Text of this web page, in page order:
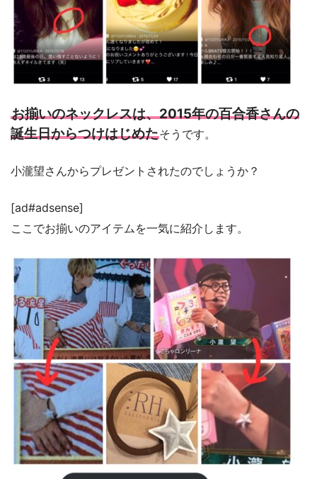
お揃いのネックレスは、2015年の百合香さんの
誕生日からつけはじめたそうです。
小瀧望さんからプレゼントされたのでしょうか？
[ad#adsense]
ここでお揃いのアイテムを一気に紹介します。